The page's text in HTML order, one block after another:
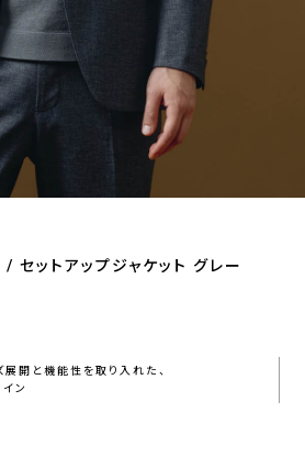
セットアップジャケット グレー
展開と機能性を取り入れた、
ン